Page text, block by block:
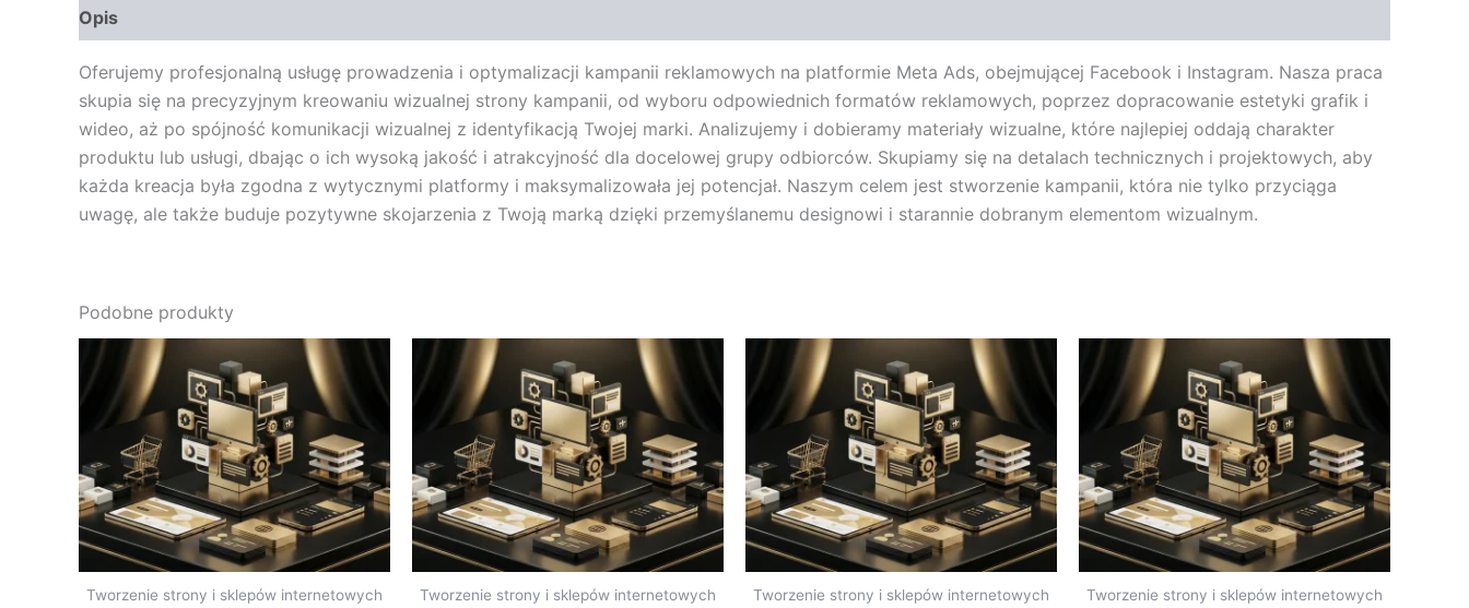
Opis
Oferujemy profesjonalną usługę prowadzenia i optymalizacji kampanii reklamowych na platformie Meta Ads, obejmującej Facebook i Instagram. Nasza praca
skupia się na precyzyjnym kreowaniu wizualnej strony kampanii, od wyboru odpowiednich formatów reklamowych, poprzez dopracowanie estetyki grafik i
wideo, aż po spójność komunikacji wizualnej z identyfikacją Twojej marki. Analizujemy i dobieramy materiały wizualne, które najlepiej oddają charakter
produktu lub usługi, dbając o ich wysoką jakość i atrakcyjność dla docelowej grupy odbiorców. Skupiamy się na detalach technicznych i projektowych, aby
każda kreacja była zgodna z wytycznymi platformy i maksymalizowała jej potencjał. Naszym celem jest stworzenie kampanii, która nie tylko przyciąga
uwagę, ale także buduje pozytywne skojarzenia z Twoją marką dzięki przemyślanemu designowi i starannie dobranym elementom wizualnym.
Podobne produkty
Tworzenie strony i sklepów internetowych
Tworzenie strony i sklepów internetowych
Tworzenie strony i sklepów internetowych
Tworzenie strony i sklepów internetowych